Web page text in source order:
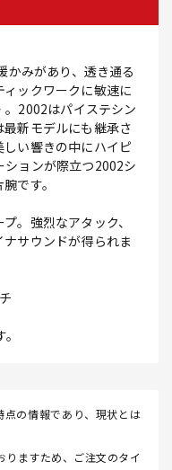
かみがあり、透き通る
ックワークに敏速に
2002はパイステシン
新モデルにも継承さ
い響きの中にハイピ
ションが際立つ2002シ
です。
。強烈なアタック、
サウンドが得られま
の情報であり、現状とは
ますため、ご注文のタイ